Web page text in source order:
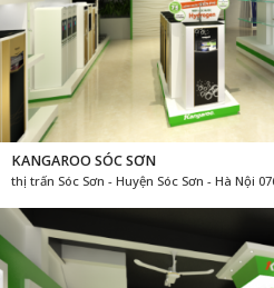
KANGAROO SÓC SƠN
thị trấn Sóc Sơn - Huyện Sóc Sơn - Hà Nội